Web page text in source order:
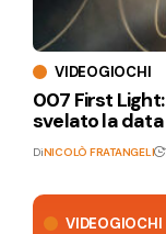
VIDEOGIOCHI
VIDEOGIOCHI
007 First
svelato la
DiNICOLÒ FRATANGELI